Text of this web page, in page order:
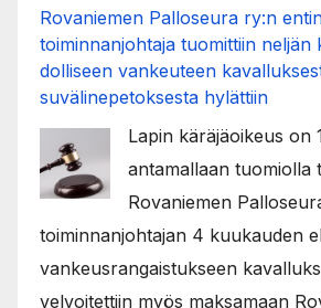
Rovaniemen Palloseura ry:n
toiminnanjohtaja tuo­mit­tiin
dol­li­seen van­keu­teen
su­vä­li­ne­pe­tok­ses­ta hy­lät­tiin
Lapin käräjäoikeus on
antamallaan tuomiolla
Rovaniemen
toiminnanjohtajan 4 kuukauden
vankeusrangaistukseen
velvoitettiin myös maksamaan